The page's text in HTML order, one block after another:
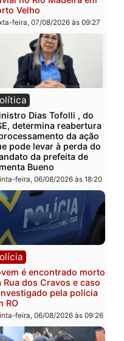
Polícia Civil deflagra
operação contra facção
criminosa que atacava
provedores de internet
Rondônia
sexta-feira, 07/08/2026 às
Polícia
Polícia Militar apreende
explosivos e
durante patrulhamento
fluvial no Rio Madeira em
Porto Velho
sexta-feira, 07/08/2026 às
Política
Ministro Dias Tofolli , do